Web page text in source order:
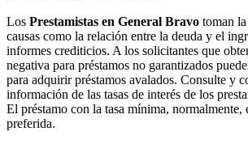
Los Prestamistas en General Bravo toman
causas como la relación entre la deuda y el
informes crediticios. A los solicitantes que
negativa para préstamos no garantizados
para adquirir préstamos avalados. Consulte y
información de las tasas de interés de los
El préstamo con la tasa mínima, normalmente,
preferida.